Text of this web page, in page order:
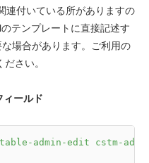
連付いている所がありますの
テンプレートに直接記述す
場合があります。ご利用の
さい。
ィールド
table-admin-edit cstm-